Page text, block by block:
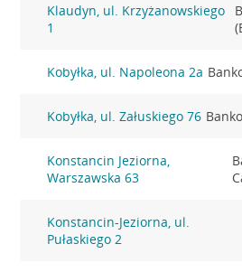
Klaudyn, ul. Krzyżanowskiego
1
Kobyłka, ul. Napoleona 2a
Kobyłka, ul. Załuskiego 76
Konstancin Jeziorna,
Warszawska 63
Konstancin-Jeziorna, ul.
Pułaskiego 2